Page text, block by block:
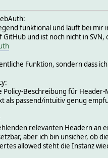
funktional und läuft bei mir
und ist noch nicht in
Funktion, sondern dass
Policy-Beschreibung für
als passend/intuitiv genug
relevanten Headern
aber ich bin unsicher, ob
allowed steht die Instanz